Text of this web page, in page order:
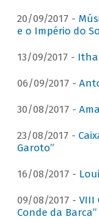
20/09/2017 -
e o Império do
13/09/2017 -
06/09/2017 -
30/08/2017 -
23/08/2017 -
Garoto”
16/08/2017 -
09/08/2017 - VIII
Conde da Barca”